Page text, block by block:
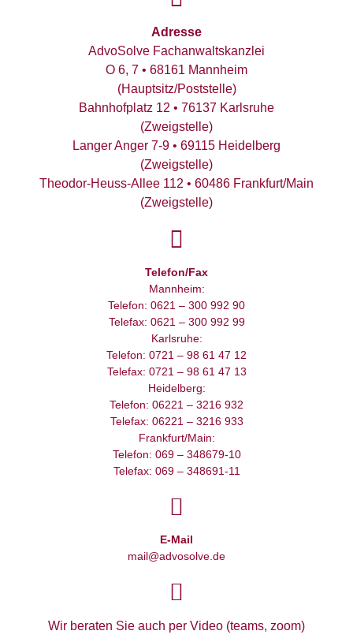
Adresse
AdvoSolve Fachanwaltskanzlei
O 6, 7 • 68161 Mannheim
(Hauptsitz/Poststelle)
Bahnhofplatz 12 • 76137 Karlsruhe
(Zweigstelle)
Langer Anger 7-9 • 69115 Heidelberg
(Zweigstelle)
Theodor-Heuss-Allee 112 • 60486 Frankfurt/Main
(Zweigstelle)
Telefon/Fax
Mannheim:
Telefon: 0621 – 300 992 90
Telefax: 0621 – 300 992 99
Karlsruhe:
Telefon: 0721 – 98 61 47 12
Telefax: 0721 – 98 61 47 13
Heidelberg:
Telefon: 06221 – 3216 932
Telefax: 06221 – 3216 933
Frankfurt/Main:
Telefon: 069 – 348679-10
Telefax: 069 – 348691-11
E-Mail
mail@advosolve.de
Wir beraten Sie auch per Video (teams, zoom)